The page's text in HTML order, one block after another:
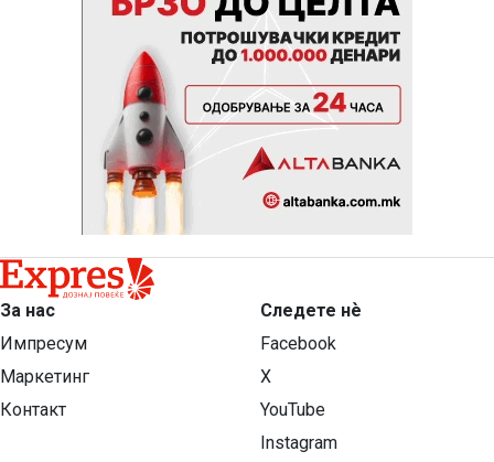
За нас
Импресум
Маркетинг
Контакт
Следете нѐ
Facebook
X
YouTube
Instagram